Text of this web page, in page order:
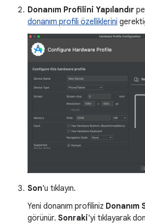
Donanım Profilini Yapılandır
donanım profili özelliklerini
Son'u tıklayın.
Yeni donanım profiliniz Donanım
görünür. Sonraki'yi tıklayarak